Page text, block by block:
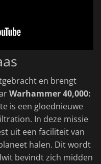
en brengt
Warhammer 40,000:
is een gloednieuwe
In deze missie
uit een faciliteit van
halen. Dit wordt
bevindt zich midden